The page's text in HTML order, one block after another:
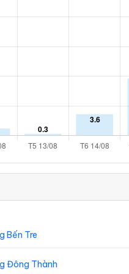
Bến Tre
Đông Thành